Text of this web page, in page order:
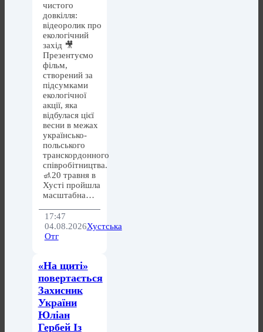
чистого
довкілля:
відеоролик про
екологічний
захід 🎥
Презентуємо
фільм,
створений за
підсумками
екологічної
акції, яка
відбулася цієї
весни в межах
українсько-
польського
транскордонного
співробітництва.
🚮20 травня в
Хусті пройшла
масштабна…
17:47
04.08.2026Хустська
Отг
«На щиті»
повертається
Захисник
України
Юліан
Гербей Із